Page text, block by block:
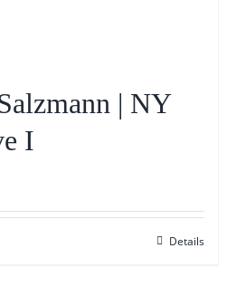
| NY
I
Details